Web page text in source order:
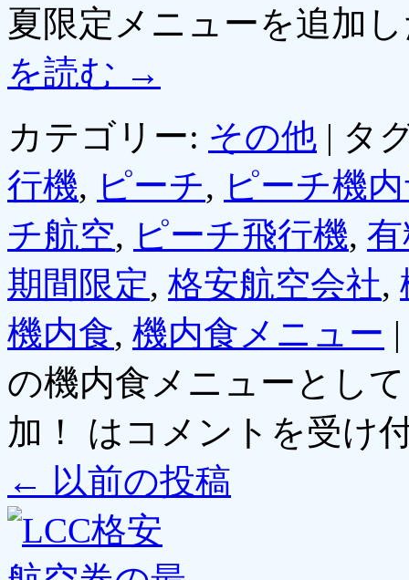
夏限定メニューを追加
を読む →
カテゴリー: その他 | タ
行機, ピーチ, ピーチ機
チ航空, ピーチ飛行機,
期間限定, 格安航空会社,
機内食, 機内食メニュー |
の機内食メニューとし
加！ は コメントを受け
← 以前の投稿